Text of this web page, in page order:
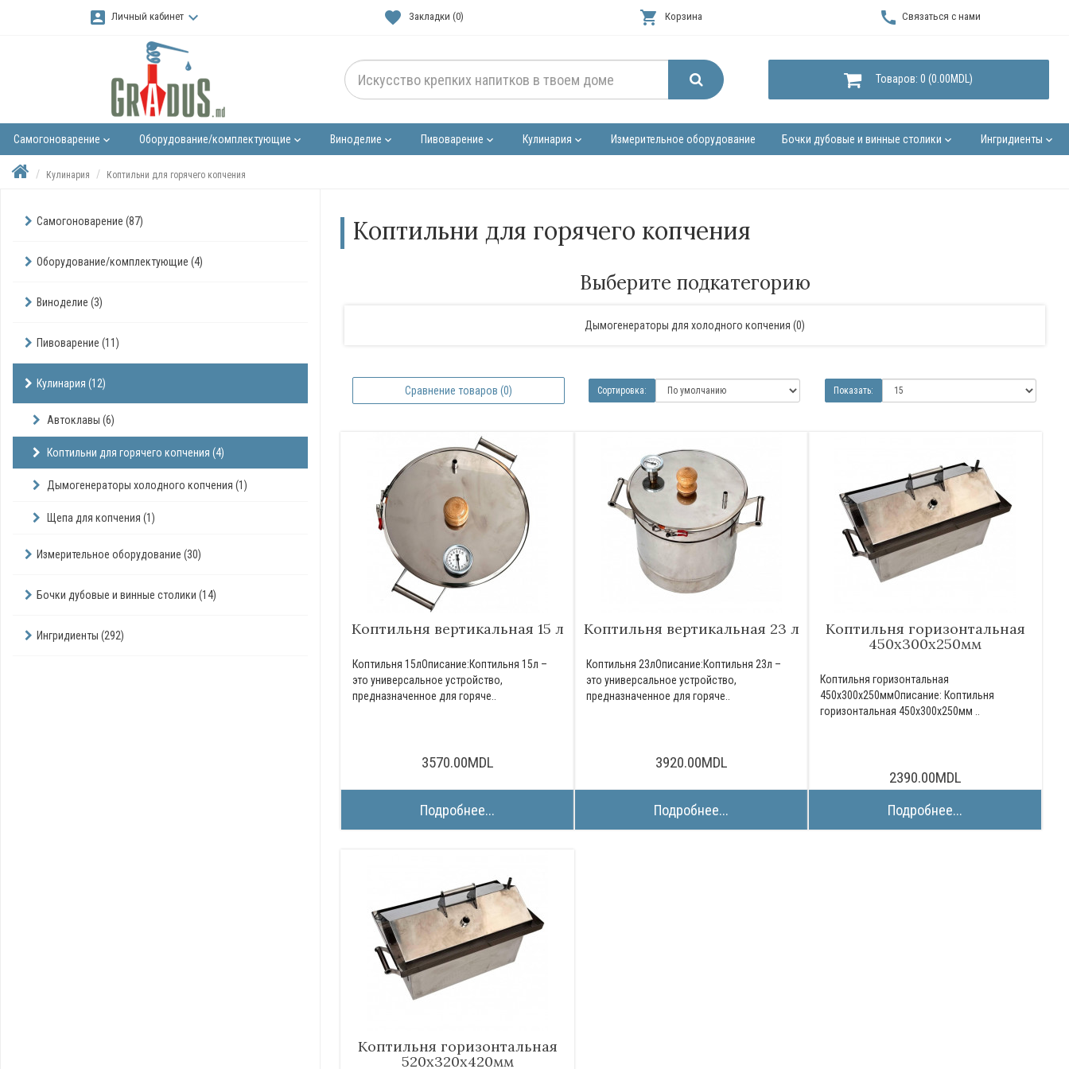
account_box Личный кабинетkeyboard_arrow_down favorite Закладки (0) shopping_cart Корзина call Связаться с нами
Товаров: 0 (0.00MDL)
Самогоноварение keyboard_arrow_down Оборудование/комплектующие keyboard_arrow_down Виноделие keyboard_arrow_down Пивоварение keyboard_arrow_down Кулинария keyboard_arrow_down Измерительное оборудование Бочки дубовые и винные столики keyboard_arrow_down Ингридиенты keyboard_arrow_down
Кулинария Коптильни для горячего копчения
Самогоноварение (87)
Оборудование/комплектующие (4)
Виноделие (3)
Пивоварение (11)
Кулинария (12)
Автоклавы (6)
Коптильни для горячего копчения (4)
Дымогенераторы холодного копчения (1)
Щепа для копчения (1)
Измерительное оборудование (30)
Бочки дубовые и винные столики (14)
Ингридиенты (292)
Коптильни для горячего копчения
Выберите подкатегорию
Дымогенераторы для холодного копчения (0)
Сравнение товаров (0) Сортировка: Показать:
Коптильня вертикальная 15 л
Коптильня 15лОписание:Коптильня 15л –
это универсальное устройство,
предназначенное для горяче..
3570.00MDL
Подробнее...
Коптильня вертикальная 23 л
Коптильня 23лОписание:Коптильня 23л –
это универсальное устройство,
предназначенное для горяче..
3920.00MDL
Подробнее...
Коптильня горизонтальная
450х300х250мм
Коптильня горизонтальная
450х300х250ммОписание: Коптильня
горизонтальная 450х300х250мм ..
2390.00MDL
Подробнее...
Коптильня горизонтальная
520х320х420мм